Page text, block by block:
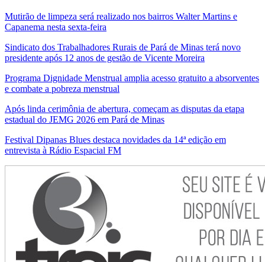
Mutirão de limpeza será realizado nos bairros Walter Martins e
Capanema nesta sexta-feira
Sindicato dos Trabalhadores Rurais de Pará de Minas terá novo
presidente após 12 anos de gestão de Vicente Moreira
Programa Dignidade Menstrual amplia acesso gratuito a absorventes
e combate a pobreza menstrual
Após linda cerimônia de abertura, começam as disputas da etapa
estadual do JEMG 2026 em Pará de Minas
Festival Dipanas Blues destaca novidades da 14ª edição em
entrevista à Rádio Espacial FM